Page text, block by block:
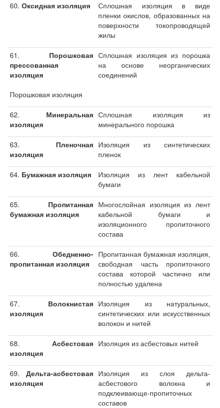
60. Оксидная изоляция
Сплошная изоляция в виде
пленки окислов, образованных на
поверхности токопроводящей
жилы
61. Порошковая
прессованная
изоляция
Порошковая изоляция
Сплошная изоляция из порошка
на основе неорганических
соединений
62. Минеральная
изоляция
Сплошная изоляция из
минерального порошка
63. Пленочная
изоляция
Изоляция из синтетических
пленок
64. Бумажная изоляция
Изоляция из лент кабельной
бумаги
65. Пропитанная
бумажная изоляция
Многослойная изоляция из лент
кабельной бумаги и
изоляционного пропиточного
состава
66. Обедненно-
пропитанная изоляция
Пропитанная бумажная изоляция,
свободная часть пропиточного
состава которой частично или
полностью удалена
67. Волокнистая
изоляция
Изоляция из натуральных,
синтетических или искусственных
волокон и нитей
68. Асбестовая
изоляция
Изоляция из асбестовых нитей
69. Дельта-асбестовая
изоляция
Изоляция из слоя дельта-
асбестового волокна и
подклеивающе-пропиточных
составов